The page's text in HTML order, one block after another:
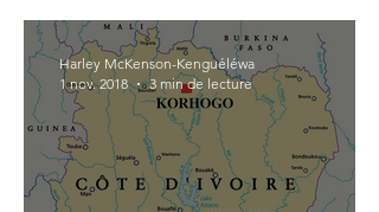
Harley McKenson-Kenguéléwa
1 nov. 2018
3 min de lecture